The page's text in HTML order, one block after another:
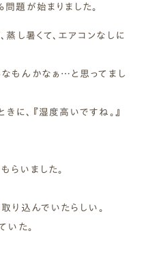
題が始まりました。
蒸し暑くて、エアコンなしに
もんかなぁ…と思ってまし
に、『湿度高いですね。』
らいました。
り込んでいたらしい。
いた。